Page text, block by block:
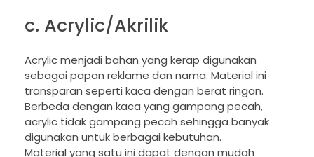
c. Acrylic/Akrilik
Acrylic menjadi bahan yang kerap digunakan
sebagai papan reklame dan nama. Material ini
transparan seperti kaca dengan berat ringan.
Berbeda dengan kaca yang gampang pecah,
acrylic tidak gampang pecah sehingga banyak
digunakan untuk berbagai kebutuhan.
Material yang satu ini dapat dengan mudah